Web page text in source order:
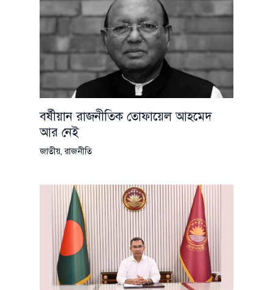
বর্ষীয়ান রাজনীতিক তোফায়েল আহমেদ
আর নেই
জাতীয়,রাজনীতি